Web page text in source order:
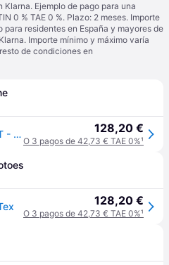
Ejemplo de pago para una
0 % TAE 0 %. Plazo: 2 meses. Importe
residentes en España y mayores de
Importe mínimo y máximo varía
de condiciones en
Continental UltraContact NXT - ContiRe.Tex ( 205/55 R16 94W XL CRM, EVc, con protección de llanta lateral ) 128,20 €
O 3 pagos de 42,73 € TAE 0%¹
128,20 €
O 3 pagos de 42,73 € TAE 0%¹